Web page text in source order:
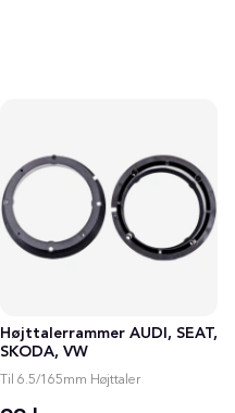
Højttalerrammer AUDI, SEAT,
SKODA, VW
Til 6.5/165mm Højttaler